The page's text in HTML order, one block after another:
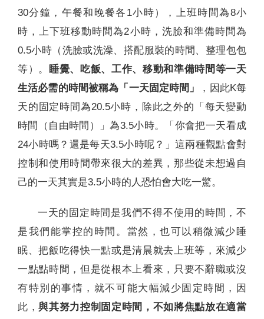
30分鐘，午餐和晚餐各1小時），上班時間為8小
時，上下班移動時間為2小時，洗臉和準備時間為
0.5小時（洗臉或洗澡、搭配服裝的時間、整理包包
等）。
睡覺、吃飯、工作、移動和準備時間等一天
生活必需的時間被稱為「一天固定時間」
，因此K每
天的固定時間為20.5小時，除此之外的「每天變動
時間（自由時間）」為3.5小時。「你會把一天看成
24小時嗎？還是每天3.5小時呢？」這兩種觀點會對
控制和使用時間帶來很大的差異，那些從未想過自
己的一天其實是3.5小時的人恐怕會大吃一驚。
一天的固定時間是我們不得不使用的時間，不
是我們能掌控的時間。當然，也可以稍微減少睡
眠、把飯吃得快一點或是清晨就去上班等，來減少
一點點時間，但是從根本上看來，只要不辭職或沒
有特別的事情，就不可能大幅減少固定時間，因
此，與其努力控制固定時間，不如將焦點放在適當